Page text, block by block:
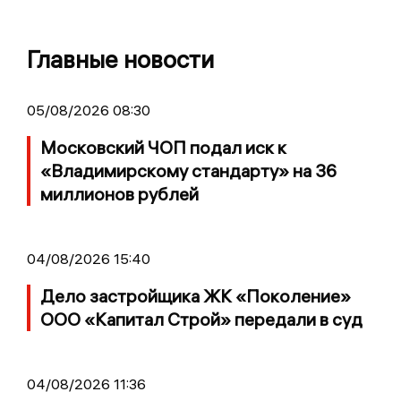
Главные новости
05/08/2026 08:30
Московский ЧОП подал иск к
«Владимирскому стандарту» на 36
миллионов рублей
04/08/2026 15:40
Дело застройщика ЖК «Поколение»
ООО «Капитал Строй» передали в суд
04/08/2026 11:36